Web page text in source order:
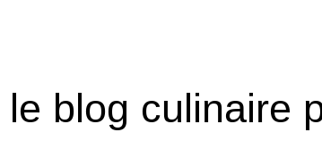
le blog culinaire